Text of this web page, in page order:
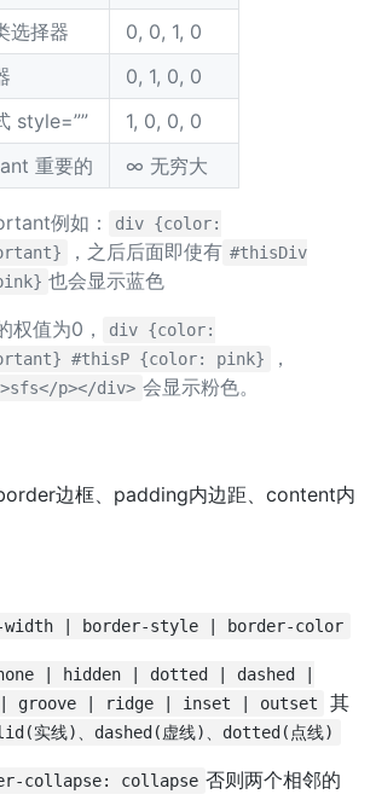
选择器
0, 0, 1, 0
0, 1, 0, 0
style=””
1, 0, 0, 0
重要的
∞ 无穷大
例如：
div {color:
，之后后面即使有 #thisDiv
也会显示蓝色
权值为0，
div {color:
#thisP {color: pink}
，
p></div> 会显示粉色。
边框、padding内边距、content内
width | border-style | border-color
| hidden | dotted | dashed |
groove | ridge | inset | outset
其
实线)、dashed(虚线)、dotted(点线)
collapse: collapse 否则两个相邻的